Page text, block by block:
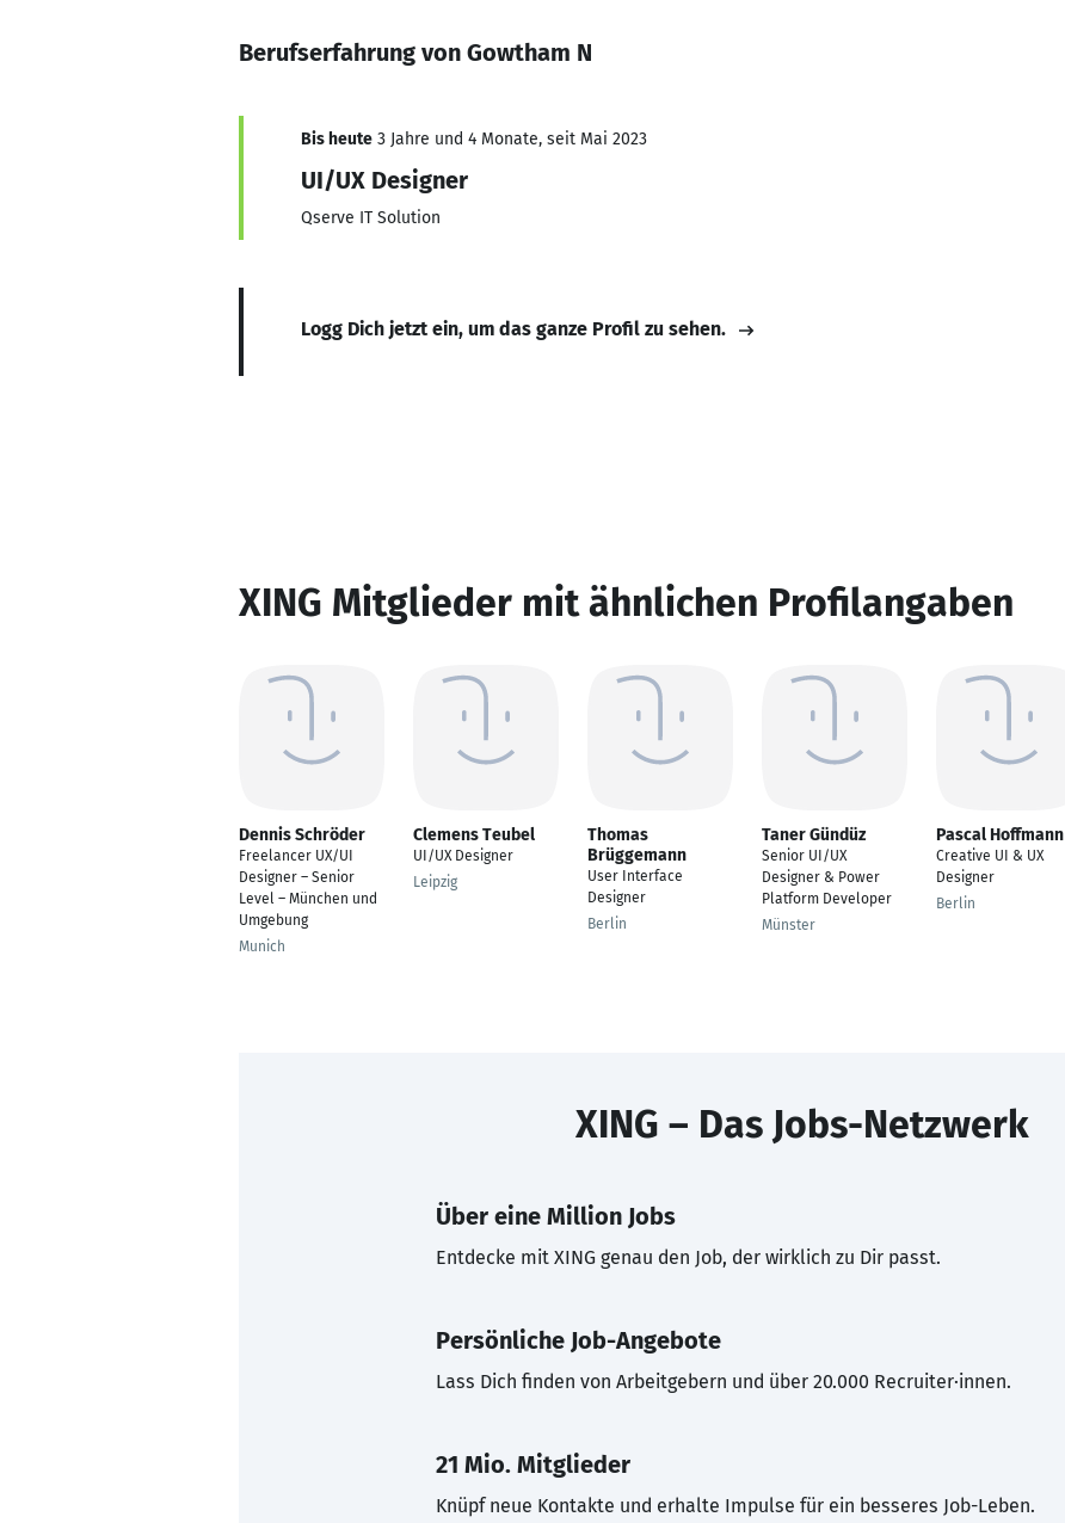
Berufserfahrung von Gowtham N
Bis heute 3 Jahre und 4 Monate, seit Mai 2023
UI/UX Designer
Qserve IT Solution
Logg Dich jetzt ein, um das ganze Profil zu sehen.
XING Mitglieder mit ähnlichen Profilangaben
Dennis Schröder
Freelancer UX/UI
Designer – Senior
Level – München und
Umgebung
Munich
Clemens Teubel
UI/UX Designer
Leipzig
Thomas
Brüggemann
User Interface
Designer
Berlin
Taner Gündüz
Senior UI/UX
Designer & Power
Platform Developer
Münster
Pascal Hoffmann
Creative UI & UX
Designer
Berlin
XING – Das Jobs-Netzwerk
Über eine Million Jobs
Entdecke mit XING genau den Job, der wirklich zu Dir passt.
Persönliche Job-Angebote
Lass Dich finden von Arbeitgebern und über 20.000 Recruiter·innen.
21 Mio. Mitglieder
Knüpf neue Kontakte und erhalte Impulse für ein besseres Job-Leben.